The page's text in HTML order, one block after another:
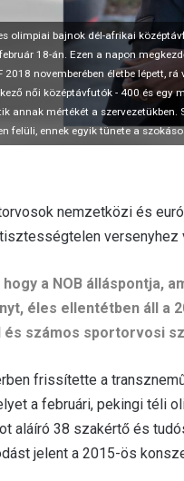
olimpiai bajnok dél-afrikai
18-án. Ezen a napon
2018 novemberében életbe lépett,
női középtávfutók - 400 és egy
annak mértékét a
felüli, ennek egyik tünete a
nemzetközi és
versenyhez
a NOB álláspontja,
éles ellentétben áll a
és számos sportorvosi
frissítette a
a februári, pekingi téli
aláíró 38 szakértő és
jelent a 2015-ös